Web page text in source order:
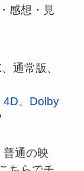
感想・見
4D、Dolby
普通の映